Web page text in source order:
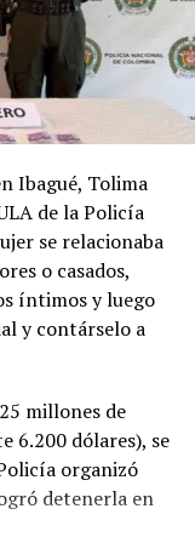
EMBARAZADA
PRINCIPAL
con prótesis para
a la fiscal
Ibagué, Tolima
de la Policía
se relacionaba
o casados,
íntimos y luego
y contárselo a
millones de
6.200 dólares), se
organizó
detenerla en